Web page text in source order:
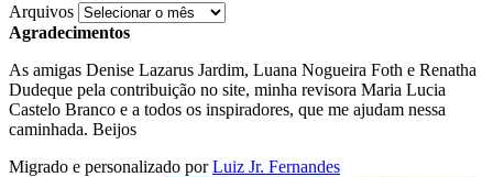
Arquivos
Agradecimentos
As amigas Denise Lazarus Jardim, Luana Nogueira Foth e Renatha
Dudeque pela contribuição no site, minha revisora Maria Lucia
Castelo Branco e a todos os inspiradores, que me ajudam nessa
caminhada. Beijos
Migrado e personalizado porLuiz Jr. Fernandes